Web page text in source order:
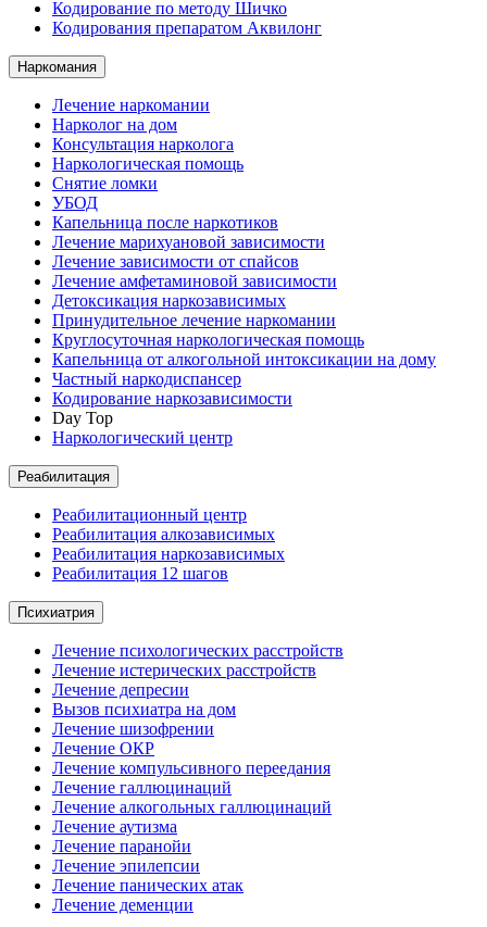
Кодирование по методу Шичко
Кодирования препаратом Аквилонг
Наркомания
Лечение наркомании
Нарколог на дом
Консультация нарколога
Наркологическая помощь
Снятие ломки
УБОД
Капельница после наркотиков
Лечение марихуановой зависимости
Лечение зависимости от спайсов
Лечение амфетаминовой зависимости
Детоксикация наркозависимых
Принудительное лечение наркомании
Круглосуточная наркологическая помощь
Капельница от алкогольной интоксикации на дому
Частный наркодиспансер
Кодирование наркозависимости
Day Top
Наркологический центр
Реабилитация
Реабилитационный центр
Реабилитация алкозависимых
Реабилитация наркозависимых
Реабилитация 12 шагов
Психиатрия
Лечение психологических расстройств
Лечение истерических расстройств
Лечение депресии
Вызов психиатра на дом
Лечение шизофрении
Лечение ОКР
Лечение компульсивного переедания
Лечение галлюцинаций
Лечение алкогольных галлюцинаций
Лечение аутизма
Лечение паранойи
Лечение эпилепсии
Лечение панических атак
Лечение деменции